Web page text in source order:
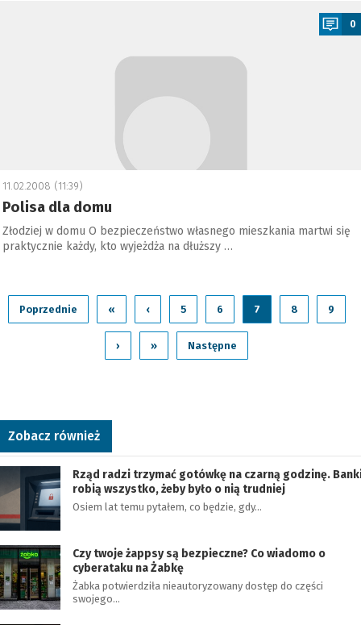
0
11.02.2008 (11:39)
Polisa dla domu
Złodziej w domu O bezpieczeństwo własnego mieszkania martwi się
praktycznie każdy, kto wyjeżdża na dłuższy …
Poprzednie « ‹ 5 6 7 8 9
› » Następne
Zobacz również
Rząd radzi trzymać gotówkę na czarną godzinę.
robią wszystko, żeby było o nią trudniej
Osiem lat temu pytałem, co będzie, gdy…
Czy twoje żappsy są bezpieczne? Co wiadomo o
cyberataku na Żabkę
Żabka potwierdziła nieautoryzowany dostęp do części
swojego…